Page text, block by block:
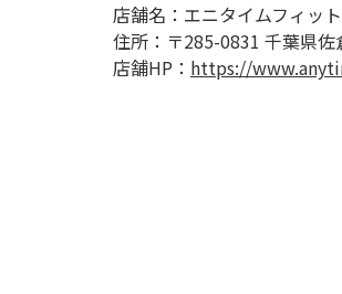
店舗名：エニタイムフィッ
住所：〒285-0831 千葉県
店舗HP： https://